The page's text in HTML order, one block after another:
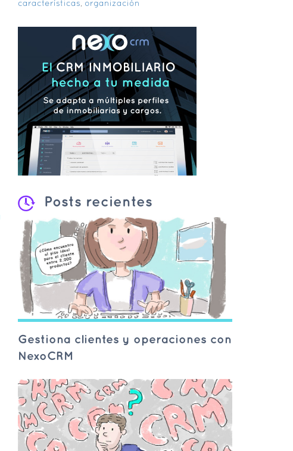
características, organización
Posts recientes
Gestiona clientes y operaciones con
NexoCRM